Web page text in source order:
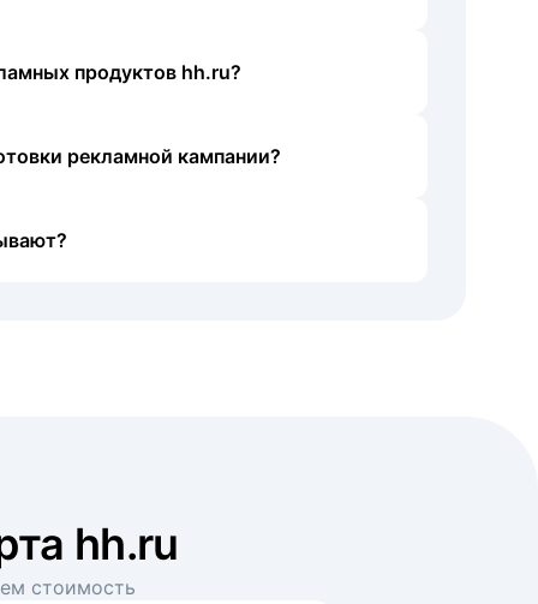
продуктов hh.ru?
рекламной кампании?
hh.ru
стоимость